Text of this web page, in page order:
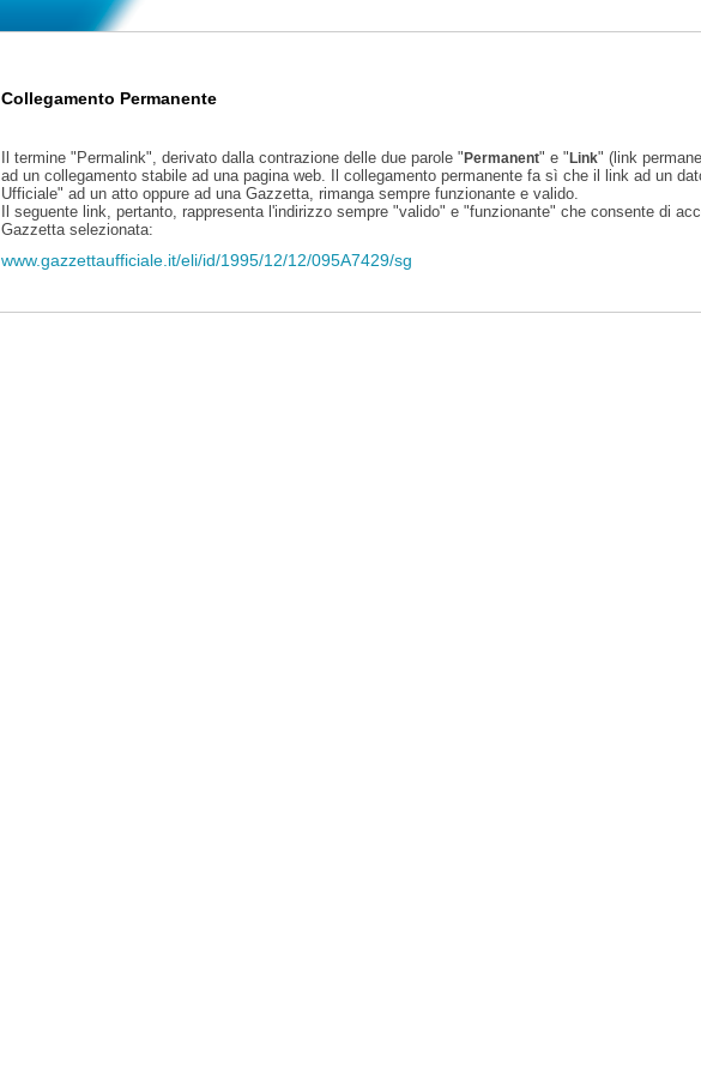
Collegamento Permanente
Il termine "Permalink", derivato dalla contrazione delle due parole "Permanent" e "Link" (link
ad un collegamento stabile ad una pagina web. Il collegamento permanente fa sì che il link ad un
Ufficiale" ad un atto oppure ad una Gazzetta, rimanga sempre funzionante e valido.
Il seguente link, pertanto, rappresenta l'indirizzo sempre "valido" e "funzionante" che consente di
Gazzetta selezionata:
www.gazzettaufficiale.it/eli/id/1995/12/12/095A7429/sg